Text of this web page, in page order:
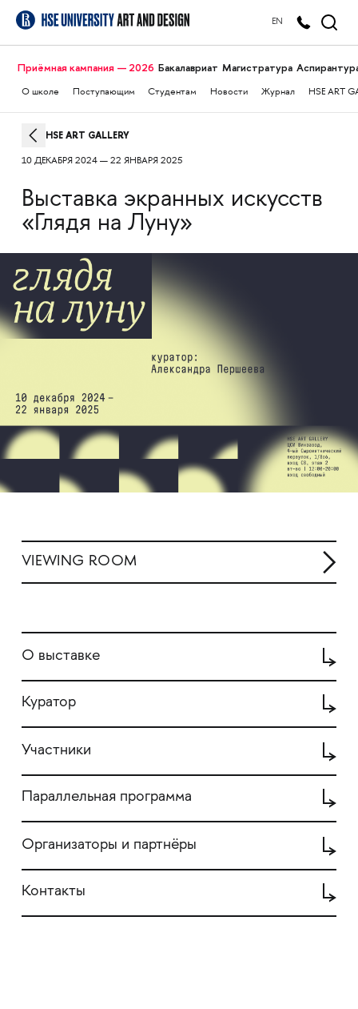
EN
Приёмная кампания — 2026 Бакалавриат Магистратура
О школе Поступающим Студентам Новости Журнал HSE ART
HSE ART GALLERY
10 ДЕКАБРЯ 2024 — 22 ЯНВАРЯ 2025
Выставка экранных искусств
«Глядя на Луну»
VIEWING ROOM
О выставке
Куратор
Участники
Параллельная программа
Организаторы и партнёры
Контакты